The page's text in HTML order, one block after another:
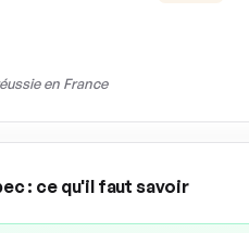
en France
: ce qu'il faut savoir